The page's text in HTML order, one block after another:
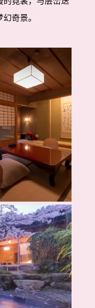
奇景。